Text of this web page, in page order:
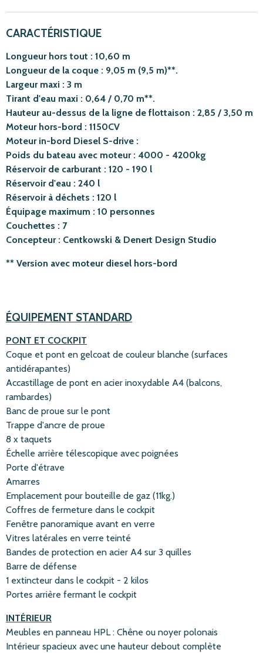
CARACTÉRISTIQUE
Longueur hors tout : 10,60 m
Longueur de la coque : 9,05 m (9,5 m)**.
Largeur maxi : 3 m
Tirant d'eau maxi : 0,64 / 0,70 m**.
Hauteur au-dessus de la ligne de flottaison : 2,85 / 3,50 m
Moteur hors-bord : 1150CV
Moteur in-bord Diesel S-drive :
Poids du bateau avec moteur : 4000 - 4200kg
Réservoir de carburant : 120 - 190 l
Réservoir d'eau : 240 l
Réservoir à déchets : 120 l
Équipage maximum : 10 personnes
Couchettes : 7
Concepteur : Centkowski & Denert Design Studio
** Version avec moteur diesel hors-bord
ÉQUIPEMENT STANDARD
PONT ET COCKPIT
Coque et pont en gelcoat de couleur blanche (surfaces
antidérapantes)
Accastillage de pont en acier inoxydable A4 (balcons,
rambardes)
Banc de proue sur le pont
Trappe d'ancre de proue
8 x taquets
Échelle arrière télescopique avec poignées
Porte d'étrave
Amarres
Emplacement pour bouteille de gaz (11kg.)
Coffres de fermeture dans le cockpit
Fenêtre panoramique avant en verre
Vitres latérales en verre teinté
Bandes de protection en acier A4 sur 3 quilles
Barre de défense
1 extincteur dans le cockpit - 2 kilos
Portes arrière fermant le cockpit
INTÉRIEUR
Meubles en panneau HPL : Chêne ou noyer polonais
Intérieur spacieux avec une hauteur debout complète